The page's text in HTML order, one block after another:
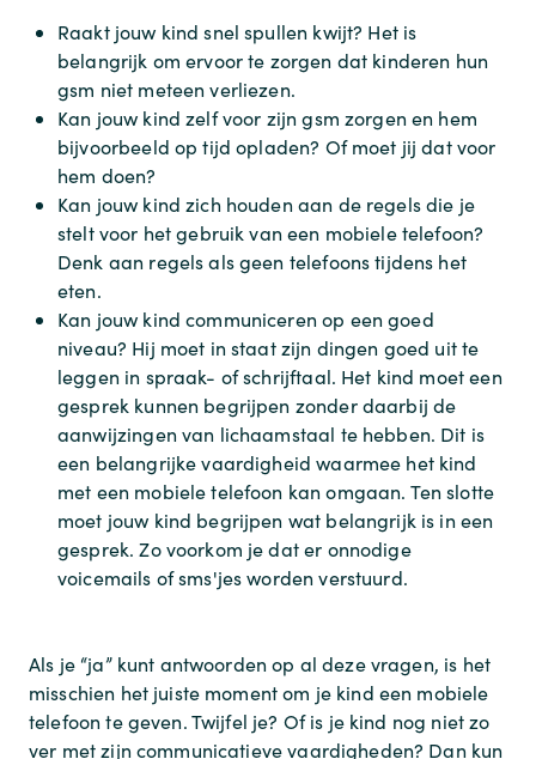
Raakt jouw kind snel spullen kwijt? Het is
belangrijk om ervoor te zorgen dat kinderen hun
gsm niet meteen verliezen.
Kan jouw kind zelf voor zijn gsm zorgen en hem
bijvoorbeeld op tijd opladen? Of moet jij dat voor
hem doen?
Kan jouw kind zich houden aan de regels die je
stelt voor het gebruik van een mobiele telefoon?
Denk aan regels als geen telefoons tijdens het
eten.
Kan jouw kind communiceren op een goed
niveau? Hij moet in staat zijn dingen goed uit te
leggen in spraak- of schrijftaal. Het kind moet een
gesprek kunnen begrijpen zonder daarbij de
aanwijzingen van lichaamstaal te hebben. Dit is
een belangrijke vaardigheid waarmee het kind
met een mobiele telefoon kan omgaan. Ten slotte
moet jouw kind begrijpen wat belangrijk is in een
gesprek. Zo voorkom je dat er onnodige
voicemails of sms'jes worden verstuurd.
Als je “ja” kunt antwoorden op al deze vragen, is het
misschien het juiste moment om je kind een mobiele
telefoon te geven. Twijfel je? Of is je kind nog niet zo
ver met zijn communicatieve vaardigheden? Dan kun